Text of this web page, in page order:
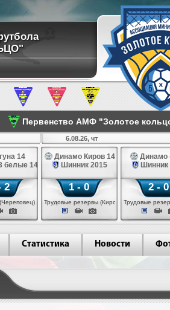
Первенство АМФ "Золотое
14
14
2
6.08.26, чт
Динамо Киров 14
Шинник 2015
1 - 0
Трудовые резервы (Киров)
Динамо
Шинник
2 - 0
Трудовые
Статистика Новости